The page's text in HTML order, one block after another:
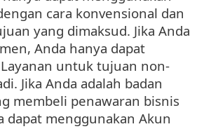
cara konvensional dan
yang dimaksud. Jika Anda
Anda hanya dapat
untuk tujuan non-
Jika Anda adalah badan
membeli penawaran bisnis
dapat menggunakan Akun